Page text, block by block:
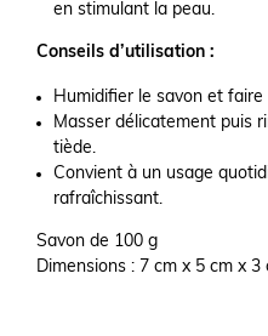
en stimulant la peau.
Conseils d’utilisation :
Humidifier le savon et
Masser délicatement puis
tiède.
Convient à un usage
rafraîchissant.
Savon de 100 g
Dimensions : 7 cm x 5 cm x 3